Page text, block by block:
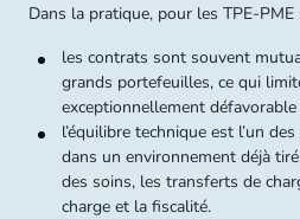
Dans la pratique, pour les TPE‑PME
les contrats sont souvent
grands portefeuilles, ce qui
exceptionnellement défavorable
l’équilibre technique est l’un
dans un environnement déjà
des soins, les transferts de
charge et la fiscalité.